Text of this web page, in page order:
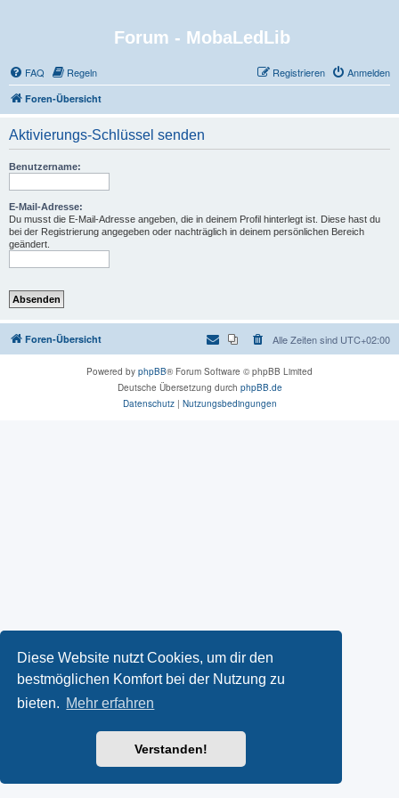
Diese Website nutzt Cookies, um dir den
bestmöglichen Komfort bei der Nutzung zu
bieten. Mehr erfahren
Verstanden!
Forum - MobaLedLib
FAQ Regeln Anmelden
Registrieren
Foren-Übersicht
Aktivierungs-Schlüssel senden
Benutzername:
E-Mail-Adresse:
Du musst die E-Mail-Adresse angeben, die in deinem Profil hinterlegt ist. Diese hast du
bei der Registrierung angegeben oder nachträglich in deinem persönlichen Bereich
geändert.
Foren-Übersicht Alle Zeiten sind UTC+02:00
Powered by phpBB® Forum Software © phpBB Limited
Deutsche Übersetzung durch phpBB.de
Datenschutz| Nutzungsbedingungen